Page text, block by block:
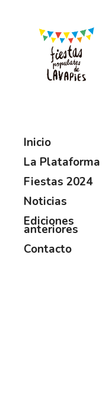
Inicio
La Plataforma
Fiestas 2024
Noticias
Ediciones
anteriores
Contacto